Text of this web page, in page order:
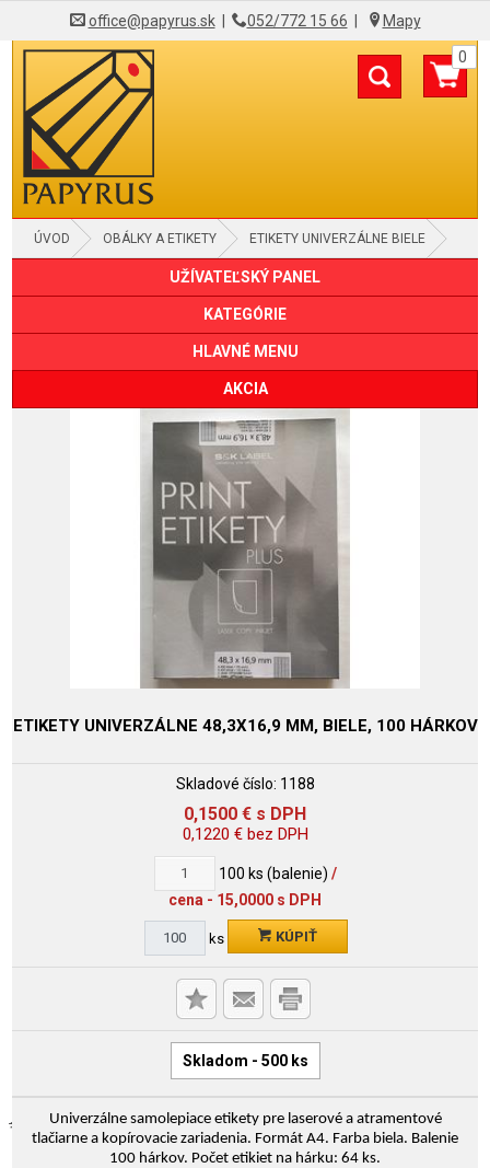
office@papyrus.sk| 052/772 15 66 Mapy
0
ÚVOD OBÁLKY A ETIKETY ETIKETY UNIVERZÁLNE BIELE
UŽÍVATEĽSKÝ PANEL
KATEGÓRIE
HLAVNÉ MENU
AKCIA
ETIKETY UNIVERZÁLNE 48,3X16,9 MM, BIELE, 100 HÁRKOV
Skladové číslo: 1188
0,1500 € s DPH
0,1220 €bez DPH
100 ks (balenie) /
cena - 15,0000 s DPH
ks KÚPIŤ
Skladom - 500 ks
Univerzálne samolepiace etikety pre laserové a atramentové
tlačiarne a kopírovacie zariadenia. Formát A4. Farba biela. Balenie
100 hárkov. Počet etikiet na hárku: 64 ks.